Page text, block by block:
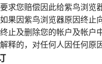
求您赔偿因此给紫鸟浏
果因紫鸟浏览器原因终止
止及删除您的帐户及帐户
释的，对任何人因任何原